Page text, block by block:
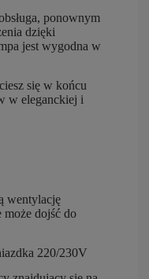
ponownym
dzięki
jest wygodna w
się w końcu
w eleganckiej i
wentylację
może dojść do
220/230V